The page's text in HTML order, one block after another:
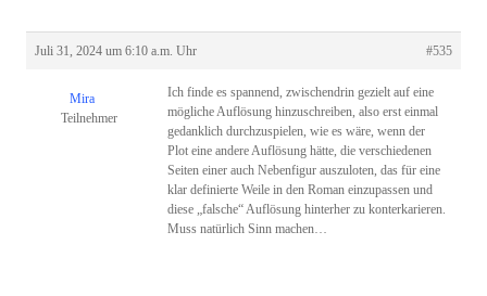
Juli 31, 2024 um 6:10 a.m. Uhr #535
Mira
Teilnehmer
Ich finde es spannend, zwischendrin gezielt auf eine
mögliche Auflösung hinzuschreiben, also erst einmal
gedanklich durchzuspielen, wie es wäre, wenn der
Plot eine andere Auflösung hätte, die verschiedenen
Seiten einer auch Nebenfigur auszuloten, das für eine
klar definierte Weile in den Roman einzupassen und
diese „falsche“ Auflösung hinterher zu konterkarieren.
Muss natürlich Sinn machen…